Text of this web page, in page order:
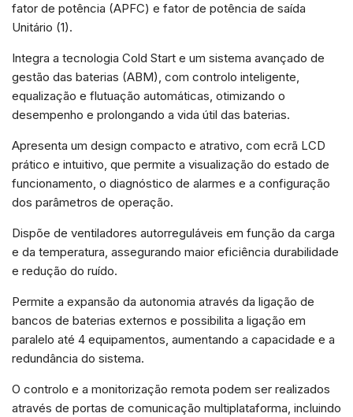
fator de potência (APFC) e fator de potência de saída
Unitário (1).
Integra a tecnologia Cold Start e um sistema avançado de
gestão das baterias (ABM), com controlo inteligente,
equalização e flutuação automáticas, otimizando o
desempenho e prolongando a vida útil das baterias.
Apresenta um design compacto e atrativo, com ecrã LCD
prático e intuitivo, que permite a visualização do estado de
funcionamento, o diagnóstico de alarmes e a configuração
dos parâmetros de operação.
Dispõe de ventiladores autorreguláveis em função da carga
e da temperatura, assegurando maior eficiência durabilidade
e redução do ruído.
Permite a expansão da autonomia através da ligação de
bancos de baterias externos e possibilita a ligação em
paralelo até 4 equipamentos, aumentando a capacidade e a
redundância do sistema.
O controlo e a monitorização remota podem ser realizados
através de portas de comunicação multiplataforma, incluindo
nosso site
funcione o
possível
durante a sua
recusar esses
cookies,
algumas
funcionalidades
Marketing
interesses e
comportamento
ao visitar o
nosso site,
ofertas
personalizadas.